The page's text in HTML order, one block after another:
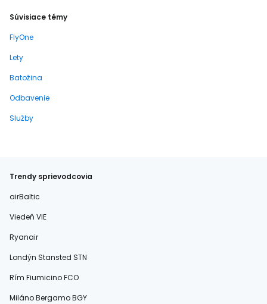
Súvisiace témy
FlyOne
Lety
Batožina
Odbavenie
Služby
Trendy sprievodcovia
airBaltic
Viedeň VIE
Ryanair
Londýn Stansted STN
Rím Fiumicino FCO
Miláno Bergamo BGY